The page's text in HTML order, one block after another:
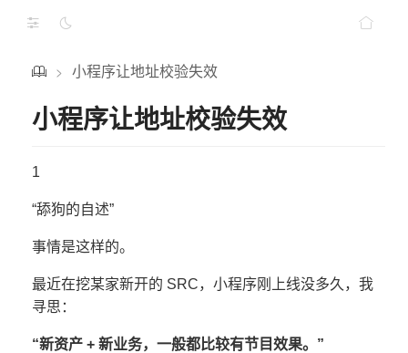
> 小程序让地址校验失效
小程序让地址校验失效
1
“舔狗的自述”
事情是这样的。
最近在挖某家新开的 SRC，小程序刚上线没多久，我
寻思：
“新资产 + 新业务，一般都比较有节目效果。”